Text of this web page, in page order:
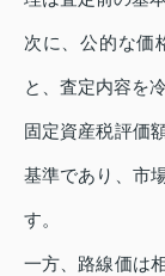
次に、公的な価
と、査定内容を
固定資産税評価
基準であり、市
す。
一方、路線価は